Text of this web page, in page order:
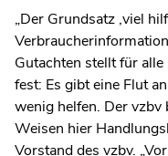
„Der Grundsatz ‚viel
Gutachten stellt für
fest: Es gibt eine Flut
wenig helfen. Der
Weisen hier
Vorstand des vzbv.